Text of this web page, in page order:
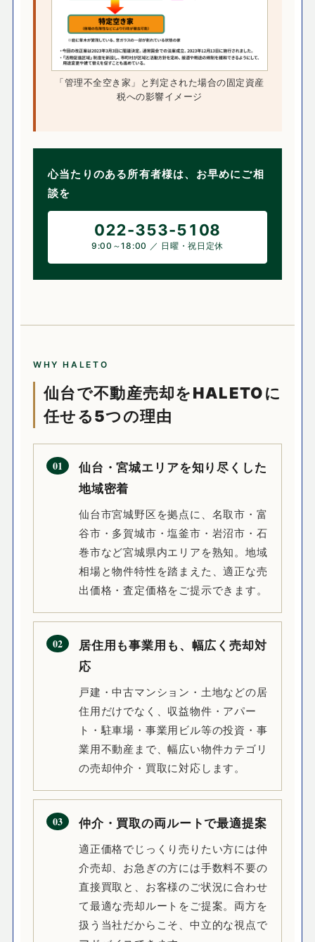
「管理不全空き家」と判定された場合の固定資産
税への影響イメージ
心当たりのある所有者様は、お早めにご相
談を
022-353-5108
9:00～18:00 ／ 日曜・祝日定休
WHY HALETO
仙台で不動産売却をHALETOに
任せる5つの理由
01
仙台・宮城エリアを知り尽くした
地域密着
仙台市宮城野区を拠点に、名取市・富
谷市・多賀城市・塩釜市・岩沼市・石
巻市など宮城県内エリアを熟知。地域
相場と物件特性を踏まえた、適正な売
出価格・査定価格をご提示できます。
02
居住用も事業用も、幅広く売却対
応
戸建・中古マンション・土地などの居
住用だけでなく、収益物件・アパー
ト・駐車場・事業用ビル等の投資・事
業用不動産まで、幅広い物件カテゴリ
の売却仲介・買取に対応します。
03 仲介・買取の両ルートで最適提案
適正価格でじっくり売りたい方には仲
介売却、お急ぎの方には手数料不要の
直接買取と、お客様のご状況に合わせ
て最適な売却ルートをご提案。両方を
扱う当社だからこそ、中立的な視点で